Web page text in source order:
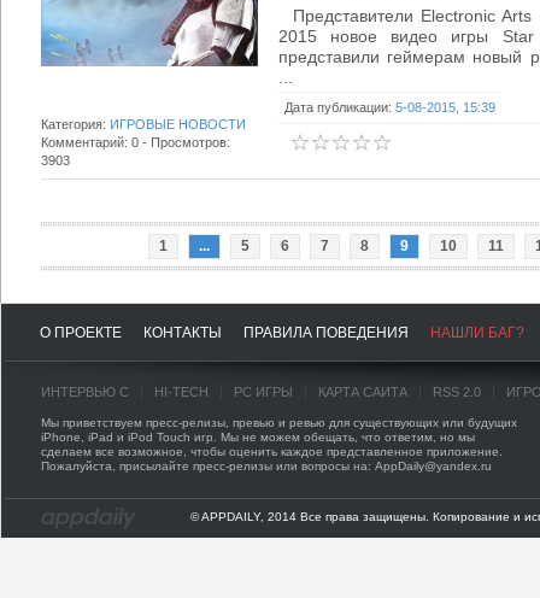
Представители Electronic Arts
2015 новое видео игры Star
представили геймерам новый
Дата публикации: 5-08-2015, 15:39
Категория: ИГРОВЫЕ НОВОСТИ
Комментарий: 0 - Просмотров:
3903
1 ... 5 6 7 8 9 10 11
О ПРОЕКТЕ КОНТАКТЫ ПРАВИЛА ПОВЕДЕНИЯ НАШЛИ БАГ?
ИНТЕРВЬЮ С HI-TECH PC ИГРЫ КАРТА САЙТА RSS 2.0
Мы приветствуем пресс-релизы, превью и ревью для существующих или будущих
iPhone, iPad и iPod Touch игр. Мы не можем обещать, что ответим, но мы
сделаем все возможное, чтобы оценить каждое представленное приложение.
Пожалуйста, присылайте пресс-релизы или вопросы на: AppDaily@yandex.ru
© APPDAILY, 2014 Все права защищены. Копирование и